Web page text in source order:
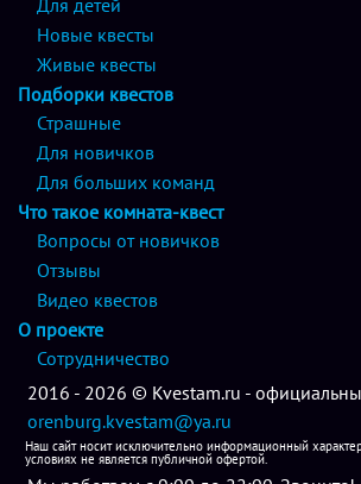
Для детей
Новые квесты
Живые квесты
Подборки квестов
Страшные
Для новичков
Для больших команд
Что такое комната-квест
Вопросы от новичков
Отзывы
Видео квестов
О проекте
Сотрудничество
2016 - 2026 © Kvestam.ru -
orenburg.kvestam@ya.ru
Наш сайт носит исключительно информационный
условиях не является публичной офертой.